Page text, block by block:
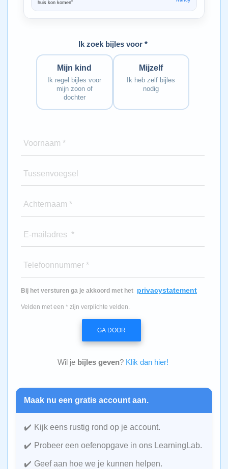
huis kon komen”
Ik zoek bijles voor *
Mijn kind
Ik regel bijles voor
mijn zoon of
dochter
Mijzelf
Ik heb zelf bijles
nodig
Voornaam *
Tussenvoegsel
Achternaam *
E-mailadres *
Telefoonnummer *
Bij het versturen ga je akkoord met het privacystatement
Velden met een * zijn verplichte velden.
GA DOOR
Wil je bijles geven? Klik dan hier!
Maak nu een gratis account aan.
Kijk eens rustig rond op je account.
Probeer een oefenopgave in ons LearningLab.
Geef aan hoe we je kunnen helpen.